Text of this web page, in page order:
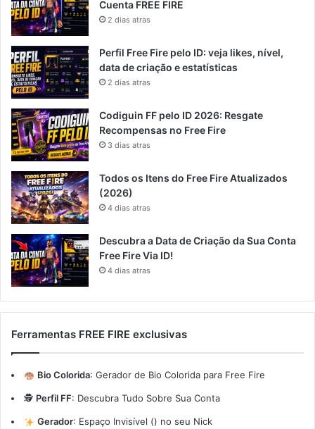
Cuenta FREE FIRE
2 dias atras
Perfil Free Fire pelo ID: veja likes, nível,
data de criação e estatísticas
2 dias atras
Codiguin FF pelo ID 2026: Resgate
Recompensas no Free Fire
3 dias atras
Todos os Itens do Free Fire Atualizados
(2026)
4 dias atras
Descubra a Data de Criação da Sua Conta
Free Fire Via ID!
4 dias atras
Ferramentas FREE FIRE exclusivas
Bio Colorida: Gerador de Bio Colorida para Free Fire
🕵️ Perfil FF: Descubra Tudo Sobre Sua Conta
Gerador: Espaço Invisível (ㅤ) no seu Nick